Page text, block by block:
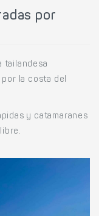
por
tailandesa
la costa del
y catamaranes